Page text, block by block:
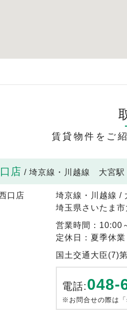
賃貸物件をご
店 / 埼京線・川越線 大宮駅
埼京線・川越線 /
埼玉県さいたま
営業時間：10:00
定休日：夏季休業
国土交通大臣(7)
電話:048-
※お問合せの際は